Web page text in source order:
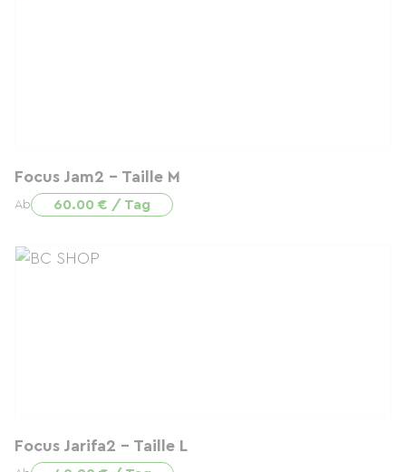
Focus Jam2 - Taille M
Ab 60.00 € / Tag
Focus Jarifa2 - Taille L